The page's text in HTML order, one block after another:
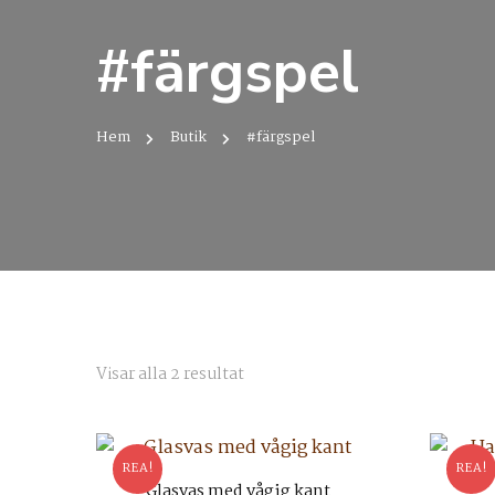
#färgspel
Hem Butik #färgspel
Visar alla 2 resultatSortera
REA! REA!